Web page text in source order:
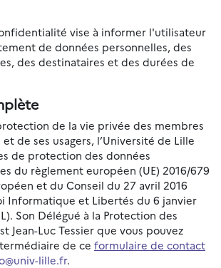
vise à informer l'utilisateur
de données personnelles, des
des destinataires et des durées de
de la vie privée des membres
de ses usagers, l’Université de Lille
de protection des données
du règlement européen (UE) 2016/679
et du Conseil du 27 avril 2016
Informatique et Libertés du 6 janvier
Son Délégué à la Protection des
Jean-Luc Tessier que vous pouvez
de ce formulaire de contact
lille.fr.